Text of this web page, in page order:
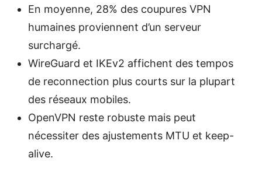
En moyenne, 28% des coupures VPN
humaines proviennent d’un serveur
surchargé.
WireGuard et IKEv2 affichent des tempos
de reconnection plus courts sur la plupart
des réseaux mobiles.
OpenVPN reste robuste mais peut
nécessiter des ajustements MTU et keep-
alive.